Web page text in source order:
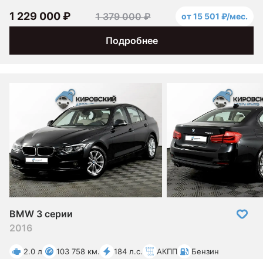
Подробнее
1 229 000 ₽ 1 379 000 ₽ от 15 501 ₽/мес.
BMW 3 серии
2016
2.0 л 103 758 км. 184 л.с. АКПП Бензин